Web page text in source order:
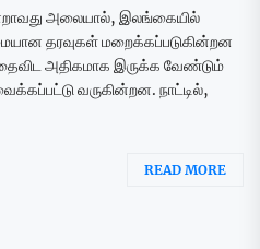
அலையால், இலங்கையில்
தரவுகள் மறைக்கப்படுகின்றன
அதிகமாக இருக்க வேண்டும்
வருகின்றன. நாட்டில்,
READ MORE